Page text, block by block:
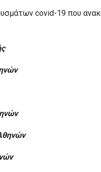
covid-19 που